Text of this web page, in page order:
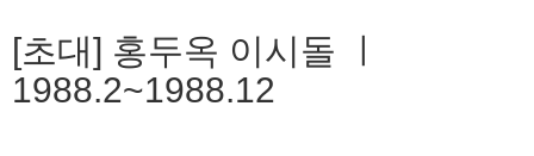
[초대] 홍두옥 이시돌 ㅣ
1988.2~1988.12